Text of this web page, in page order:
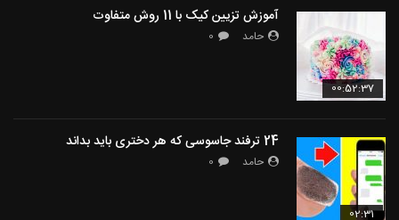
00:52:37
آموزش تزیین کیک با 11 روش متفاوت
حامد 0
02:31
24 ترفند جاسوسی که هر دختری باید بداند
حامد 0